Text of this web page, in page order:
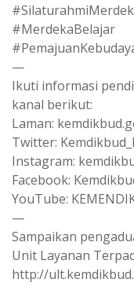
#MerdekaBelajar
—
Ikuti informasi
kanal berikut:
Laman:
Twitter:
Instagram:
Facebook:
YouTube:
—
Sampaikan
Unit Layanan
http://